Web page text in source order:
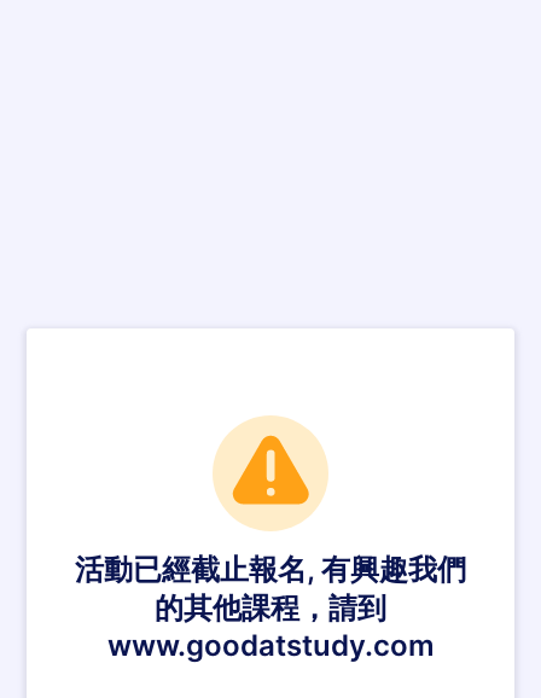
活動已經截止報名, 有興趣我們
的其他課程，請到
www.goodatstudy.com